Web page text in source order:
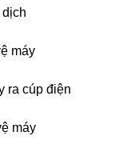
máy
ra cúp điện
máy